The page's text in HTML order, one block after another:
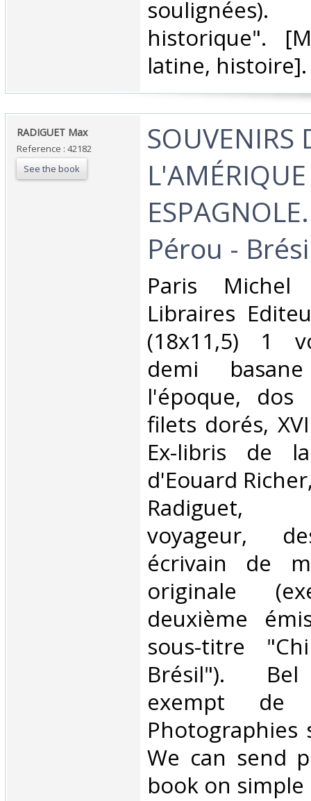
soulignées).
historique".
latine, histoire].‎
‎RADIGUET Max ‎
Reference : 42182
See the book
‎SOUVENIRS
L'AMÉRIQUE
Pérou -
‎Paris Michel
Libraires
(18x11,5) 1
demi
l'époque,
filets dorés,
Ex-libris de
d'Eouard
Radiguet,
voyageur,
écrivain de
originale
deuxième
sous-titre
Brésil"). Bel
exempt de
Photographies
We can send
book on simple